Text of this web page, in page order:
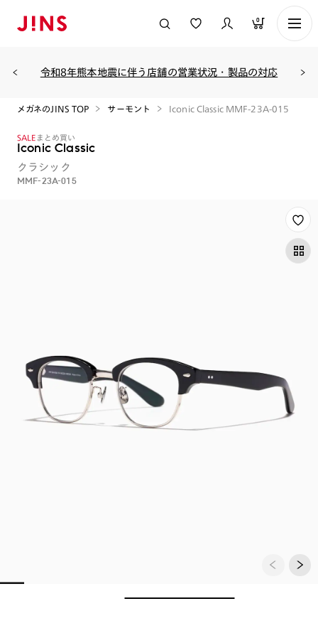
0
令和8年熊本地震に伴う店舗の営業状況・製品の対応
メガネのJINS TOP サーモント Iconic Classic MMF-23A-015
SALE まとめ買い
Iconic Classic
クラシック
MMF-23A-015